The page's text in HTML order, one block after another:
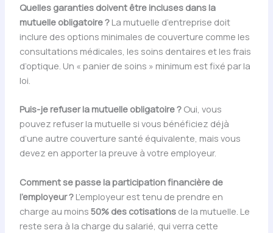
Quelles garanties doivent être incluses dans la
mutuelle obligatoire ?La mutuelle d’entreprise doit
inclure des options minimales de couverture comme les
consultations médicales, les soins dentaires et les frais
d’optique. Un « panier de soins » minimum est fixé par la
loi.
Puis-je refuser la mutuelle obligatoire ?Oui, vous
pouvez refuser la mutuelle si vous bénéficiez déjà
d’une autre couverture santé équivalente, mais vous
devez en apporter la preuve à votre employeur.
Comment se passe la participation financière de
l’employeur ?L’employeur est tenu de prendre en
charge au moins 50% des cotisationsde la mutuelle. Le
reste sera à la charge du salarié, qui verra cette